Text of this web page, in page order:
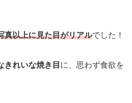
真以上に見た目がリアルでした！
きれいな焼き目 に、思わず食欲を